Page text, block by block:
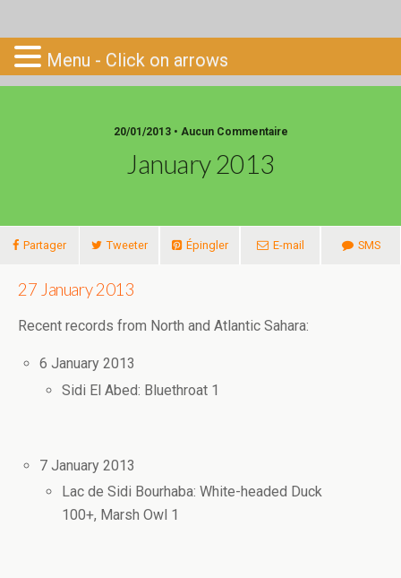
Go-South
20/01/2013 • Aucun Commentaire
January 2013
Partager Tweeter Épingler E-mail SMS
27 January 2013
Recent records from North and Atlantic Sahara:
6 January 2013
Sidi El Abed: Bluethroat 1
7 January 2013
Lac de Sidi Bourhaba: White-headed Duck
100+, Marsh Owl 1
Menu - Click on arrows